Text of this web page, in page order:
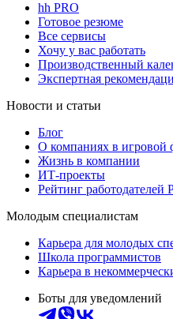
hh PRO
Готовое резюме
Все сервисы
Хочу у вас работать
Производственный
Экспертная
Новости и статьи
Блог
О компаниях в игровой
Жизнь в компании
ИТ-проекты
Рейтинг работодателей
Молодым специалистам
Карьера для молодых
Школа программистов
Карьера в
Боты для уведомлений